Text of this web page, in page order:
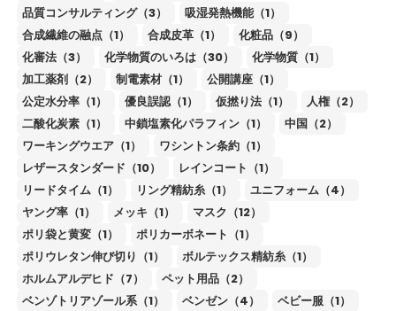
品質コンサルティング（3）
吸湿発熱機能（1）
合成繊維の融点（1）
合成皮革（1）
化粧品（9）
化審法（3）
化学物質のいろは（30）
化学物質（1）
加工薬剤（2）
制電素材（1）
公開講座（1）
公定水分率（1）
優良誤認（1） 仮撚り法（1）
人権（2）
二酸化炭素（1）
中鎖塩素化パラフィン（1）
中国（2）
ワーキングウエア（1）
ワシントン条約（1）
レザースタンダード（10）
レインコート（1）
リードタイム（1）
リング精紡糸（1）
ユニフォーム（4）
ヤング率（1）
メッキ（1）
マスク（12）
ポリ袋と黄変（1）
ポリカーボネート（1）
ポリウレタン伸び切り（1）
ボルテックス精紡糸（1）
ホルムアルデヒド（7）
ペット用品（2）
ベンゾトリアゾール系（1）
ベンゼン（4） ベビー服（1）